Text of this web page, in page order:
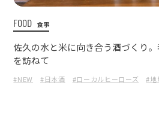
FOOD 食事
佐久の水と米に向き合う酒づくり。
を訪ねて
#NEW #日本酒 #ローカルヒーローズ #地